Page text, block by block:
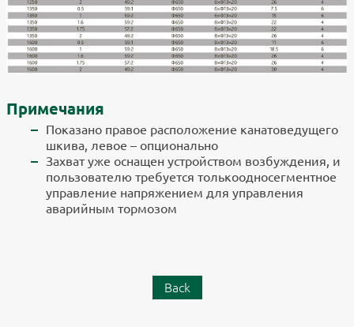
Примечания
Показано правое расположение канатоведущего
шкива, левое – опционально
Захват уже оснащен устройством возбуждения, и
пользователю требуется толькоодносегментное
управление напряжением для управления
аварийным тормозом
Back